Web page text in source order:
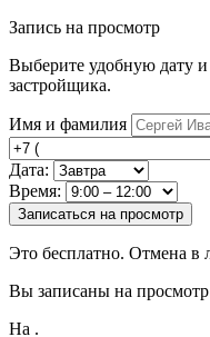
Запись на просмотр
Выберите удобную дату
застройщика.
Имя и фамилия
Дата:
Время:
Записаться на просмотр
Это бесплатно. Отмена в
Вы записаны на просмотр
На .